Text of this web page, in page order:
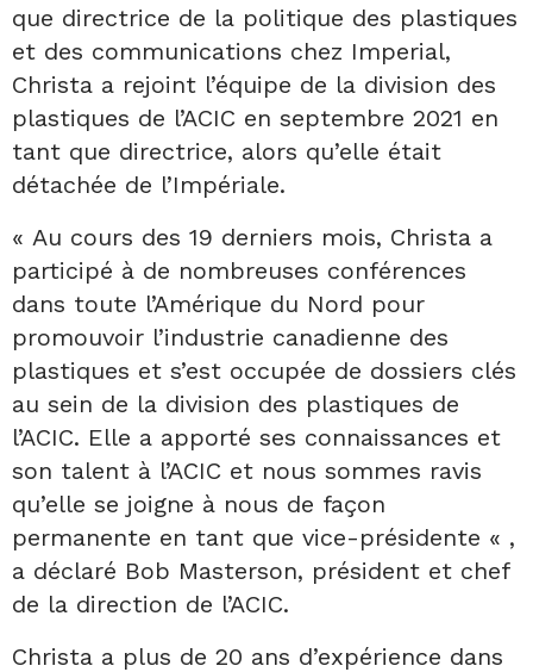
que directrice de la politique des plastiques
et des communications chez Imperial,
Christa a rejoint l’équipe de la division des
plastiques de l’ACIC en septembre 2021 en
tant que directrice, alors qu’elle était
détachée de l’Impériale.
« Au cours des 19 derniers mois, Christa a
participé à de nombreuses conférences
dans toute l’Amérique du Nord pour
promouvoir l’industrie canadienne des
plastiques et s’est occupée de dossiers clés
au sein de la division des plastiques de
l’ACIC. Elle a apporté ses connaissances et
son talent à l’ACIC et nous sommes ravis
qu’elle se joigne à nous de façon
permanente en tant que vice-présidente « ,
a déclaré Bob Masterson, président et chef
de la direction de l’ACIC.
Christa a plus de 20 ans d’expérience dans